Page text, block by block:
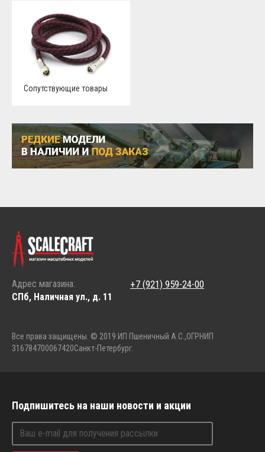
Сопутствующие товары
Адрес магазина:
СПб, Наличная ул., д. 11
+7 (921) 959-24-00
Все права защищены. © 2019. ИП Пшеничный А.С.,ОГРНИП
316784700067420Санкт-Петербург.
Подпишитесь на наши новости и акции